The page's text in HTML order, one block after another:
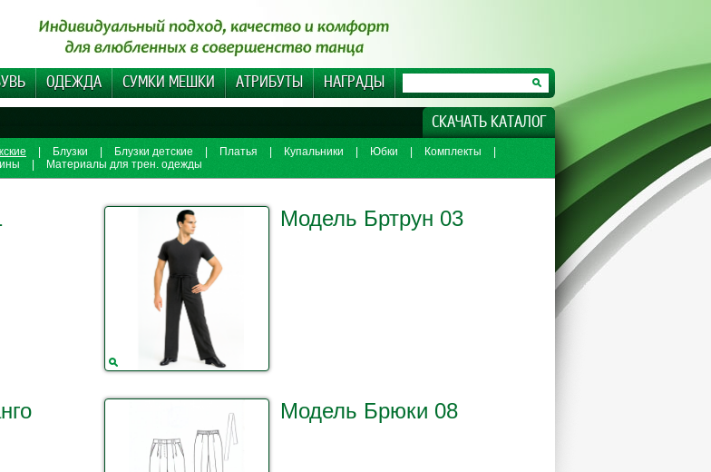
ОДЕЖДА СУМКИ МЕШКИ АТРИБУТЫ НАГРАДЫ
СКАЧАТЬ КАТАЛОГ
Блузки Блузки детские Платья Купальники Юбки Комплекты
Материалы для трен. одежды
Модель Бртрун 03
Модель Брюки 08